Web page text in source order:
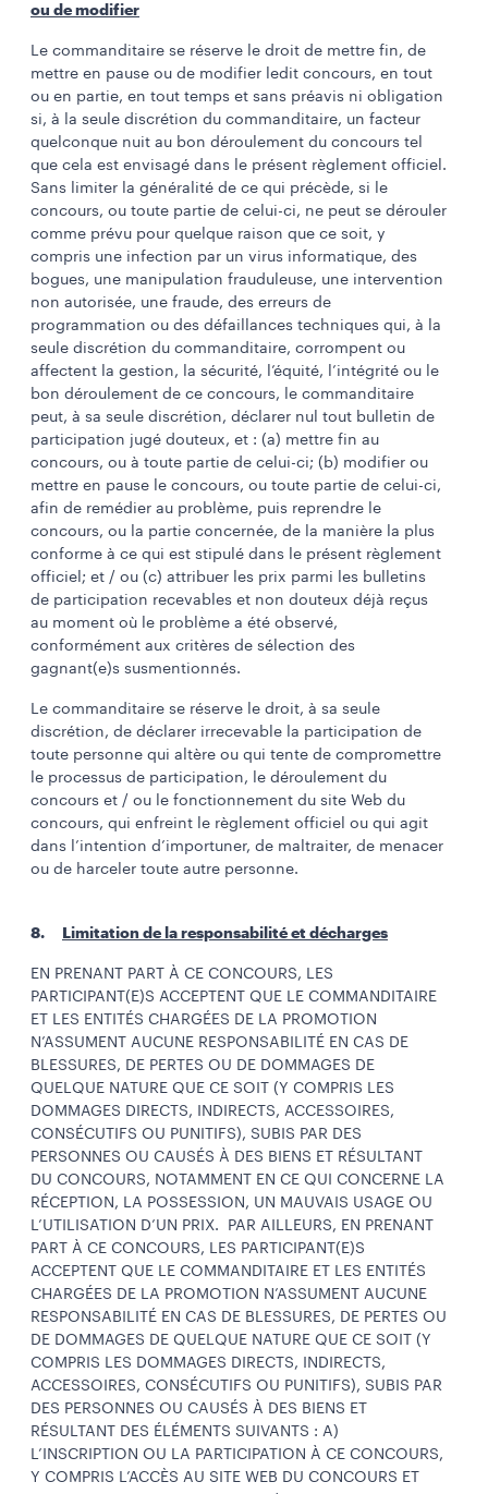
ou de modifier
Le commanditaire se réserve le droit de mettre fin, de
mettre en pause ou de modifier ledit concours, en tout
ou en partie, en tout temps et sans préavis ni obligation
si, à la seule discrétion du commanditaire, un facteur
quelconque nuit au bon déroulement du concours tel
que cela est envisagé dans le présent règlement officiel.
Sans limiter la généralité de ce qui précède, si le
concours, ou toute partie de celui-ci, ne peut se dérouler
comme prévu pour quelque raison que ce soit, y
compris une infection par un virus informatique, des
bogues, une manipulation frauduleuse, une intervention
non autorisée, une fraude, des erreurs de
programmation ou des défaillances techniques qui, à la
seule discrétion du commanditaire, corrompent ou
affectent la gestion, la sécurité, l’équité, l’intégrité ou le
bon déroulement de ce concours, le commanditaire
peut, à sa seule discrétion, déclarer nul tout bulletin de
participation jugé douteux, et : (a) mettre fin au
concours, ou à toute partie de celui-ci; (b) modifier ou
mettre en pause le concours, ou toute partie de celui-ci,
afin de remédier au problème, puis reprendre le
concours, ou la partie concernée, de la manière la plus
conforme à ce qui est stipulé dans le présent règlement
officiel; et / ou (c) attribuer les prix parmi les bulletins
de participation recevables et non douteux déjà reçus
au moment où le problème a été observé,
conformément aux critères de sélection des
gagnant(e)s susmentionnés.
Le commanditaire se réserve le droit, à sa seule
discrétion, de déclarer irrecevable la participation de
toute personne qui altère ou qui tente de compromettre
le processus de participation, le déroulement du
concours et / ou le fonctionnement du site Web du
concours, qui enfreint le règlement officiel ou qui agit
dans l’intention d’importuner, de maltraiter, de menacer
ou de harceler toute autre personne.
8. Limitation de la responsabilité et décharges
EN PRENANT PART À CE CONCOURS, LES
PARTICIPANT(E)S ACCEPTENT QUE LE COMMANDITAIRE
ET LES ENTITÉS CHARGÉES DE LA PROMOTION
N’ASSUMENT AUCUNE RESPONSABILITÉ EN CAS DE
BLESSURES, DE PERTES OU DE DOMMAGES DE
QUELQUE NATURE QUE CE SOIT (Y COMPRIS LES
DOMMAGES DIRECTS, INDIRECTS, ACCESSOIRES,
CONSÉCUTIFS OU PUNITIFS), SUBIS PAR DES
PERSONNES OU CAUSÉS À DES BIENS ET RÉSULTANT
DU CONCOURS, NOTAMMENT EN CE QUI CONCERNE LA
RÉCEPTION, LA POSSESSION, UN MAUVAIS USAGE OU
L’UTILISATION D’UN PRIX. PAR AILLEURS, EN PRENANT
PART À CE CONCOURS, LES PARTICIPANT(E)S
ACCEPTENT QUE LE COMMANDITAIRE ET LES ENTITÉS
CHARGÉES DE LA PROMOTION N’ASSUMENT AUCUNE
RESPONSABILITÉ EN CAS DE BLESSURES, DE PERTES OU
DE DOMMAGES DE QUELQUE NATURE QUE CE SOIT (Y
COMPRIS LES DOMMAGES DIRECTS, INDIRECTS,
ACCESSOIRES, CONSÉCUTIFS OU PUNITIFS), SUBIS PAR
DES PERSONNES OU CAUSÉS À DES BIENS ET
RÉSULTANT DES ÉLÉMENTS SUIVANTS : A)
L’INSCRIPTION OU LA PARTICIPATION À CE CONCOURS,
Y COMPRIS L’ACCÈS AU SITE WEB DU CONCOURS ET